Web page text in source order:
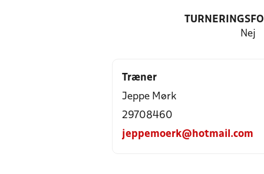
Nej
Træner
Jeppe Mørk
29708460
jeppemoerk@hotmail.com